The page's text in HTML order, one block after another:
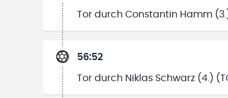
Tor durch Constantin Hamm
56:52
Tor durch Niklas Schwarz (4.)